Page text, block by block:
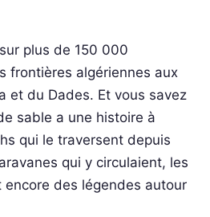
plus de 150 000
frontières algériennes aux
et du Dades. Et vous savez
sable a une histoire à
qui le traversent depuis
qui y circulaient, les
des légendes autour